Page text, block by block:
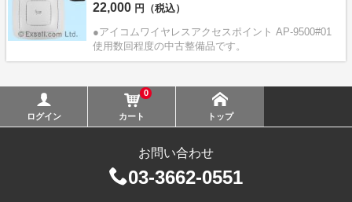
22,000 円（税込）
●アイコムワイヤレスアクセスポイント AP-9500#01
使用数回程度の中古整備品です。
ログイン
0
カート トップ
お問い合わせ
03-3662-0551